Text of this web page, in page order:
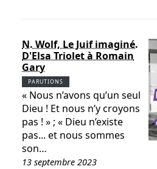
N. Wolf, Le Juif imaginé.
D'Elsa Triolet à Romain
Gary
PARUTIONS
« Nous n’avons qu’un seul
Dieu ! Et nous n’y croyons
pas ! » ; « Dieu n’existe
pas... et nous sommes
son…
13 septembre 2023